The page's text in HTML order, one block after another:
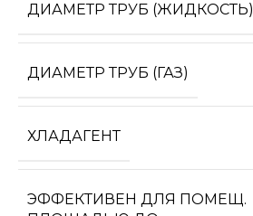
ДИАМЕТР ТРУБ (ЖИДКОСТЬ)
ДИАМЕТР ТРУБ (ГАЗ)
ХЛАДАГЕНТ
ЭФФЕКТИВЕН ДЛЯ ПОМЕЩ.